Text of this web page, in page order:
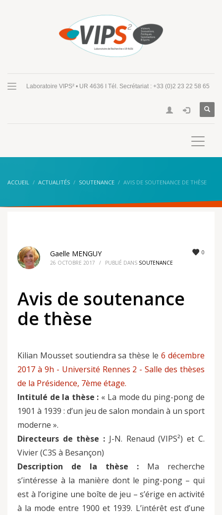
Laboratoire VIPS² • UR 4636 I Tél. Secrétariat : +33 (0)2 23 22 58 65
ACCUEIL ACTUALITÉS SOUTENANCE AVIS DE SOUTENANCE DE THÈSE
0
Gaelle MENGUY
26 OCTOBRE 2017 / PUBLIÉ DANS SOUTENANCE
Avis de soutenance
de thèse
Kilian Mousset soutiendra sa thèse le 6 décembre
2017 à 9h - Université Rennes 2 - Salle des thèses
de la Présidence, 7ème étage.
Intitulé de la thèse : « La mode du ping-pong de
1901 à 1939 : d’un jeu de salon mondain à un sport
moderne ».
Directeurs de thèse : J-N. Renaud (VIPS²) et C.
Vivier (C3S à Besançon)
Description de la thèse : Ma recherche
s’intéresse à la manière dont le ping-pong – qui
est à l’origine une boîte de jeu – s’érige en activité
à la mode entre 1900 et 1939. L’intérêt est d’une